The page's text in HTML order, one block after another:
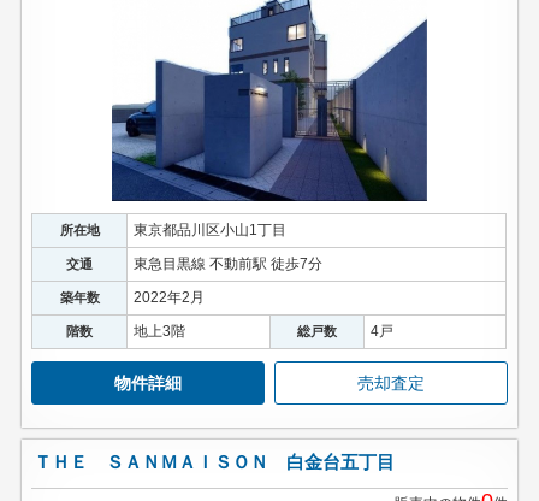
お知らせ
来店予約
所在地 東京都品川区小山1丁目
交通 東急目黒線 不動前駅 徒歩7分
築年数 2022年2月
階数 地上3階 総戸数 4戸
物件詳細 売却査定
ＴＨＥ ＳＡＮＭＡＩＳＯＮ 白金台五丁目